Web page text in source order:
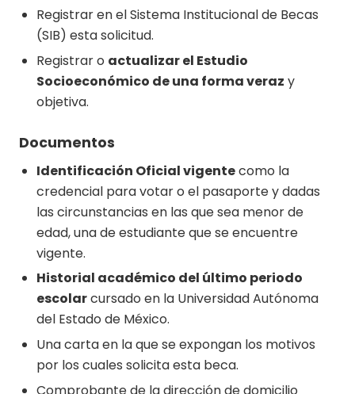
Registrar en el Sistema Institucional de Becas
(SIB) esta solicitud.
Registrar o actualizar el Estudio
Socioeconómico de una forma veraz y
objetiva.
Documentos
Identificación Oficial vigentecomo la
credencial para votar o el pasaporte y dadas
las circunstancias en las que sea menor de
edad, una de estudiante que se encuentre
vigente.
Historial académico del último periodo
escolarcursado en la Universidad Autónoma
del Estado de México.
Una carta en la que se expongan los motivos
por los cuales solicita esta beca.
Comprobante de la dirección de domicilio